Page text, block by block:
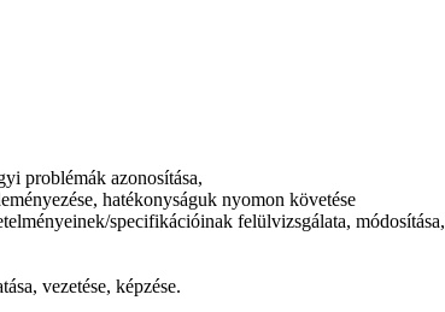
problémák azonosítása,
hatékonyságuk nyomon követése
specifikációinak felülvizsgálata, módosítása,
vezetése, képzése.